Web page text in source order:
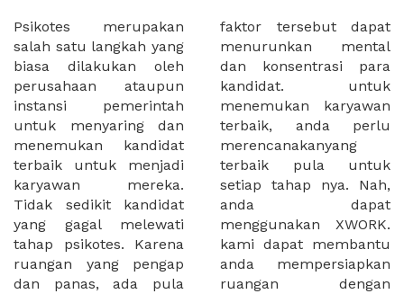
Psikotes merupakan
salah satu langkah yang
biasa dilakukan oleh
perusahaan ataupun
instansi pemerintah
untuk menyaring dan
menemukan kandidat
terbaik untuk menjadi
karyawan mereka.
Tidak sedikit kandidat
yang gagal melewati
tahap psikotes. Karena
ruangan yang pengap
dan panas, ada pula
faktor tersebut dapat
menurunkan mental
dan konsentrasi para
kandidat. untuk
menemukan karyawan
terbaik, anda perlu
merencanakanyang
terbaik pula untuk
setiap tahap nya. Nah,
anda dapat
menggunakan XWORK.
kami dapat membantu
anda mempersiapkan
ruangan dengan